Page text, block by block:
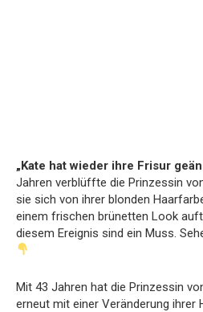
„Kate hat wieder ihre Frisur
Jahren verblüffte die Prinzessin
sie sich von ihrer blonden
einem frischen brünetten Look
diesem Ereignis sind ein Muss.
Mit 43 Jahren hat die Prinzessin
erneut mit einer Veränderung ihrer